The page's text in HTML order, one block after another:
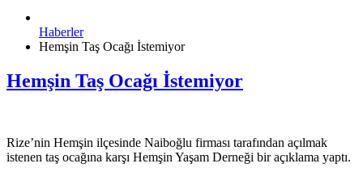
Haberler
Hemşin Taş Ocağı İstemiyor
Hemşin Taş Ocağı İstemiyor
Rize’nin Hemşin ilçesinde Naiboğlu firması tarafından açılmak
istenen taş ocağına karşı Hemşin Yaşam Derneği bir açıklama yaptı.